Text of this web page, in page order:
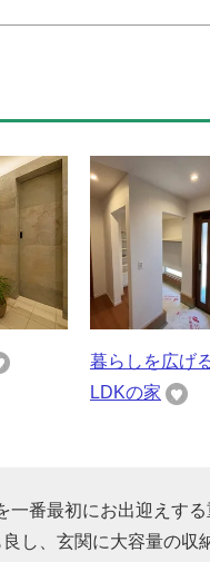
暮らしを広げ
LDKの家
一番最初にお出迎えする
し、玄関に大容量の収